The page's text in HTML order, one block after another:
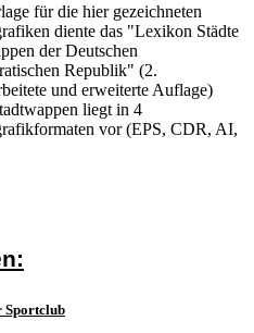
für die hier gezeichneten
diente das "Lexikon Städte
der Deutschen
Republik" (2.
und erweiterte Auflage)
liegt in 4
vor (EPS, CDR, AI,
Sportclub